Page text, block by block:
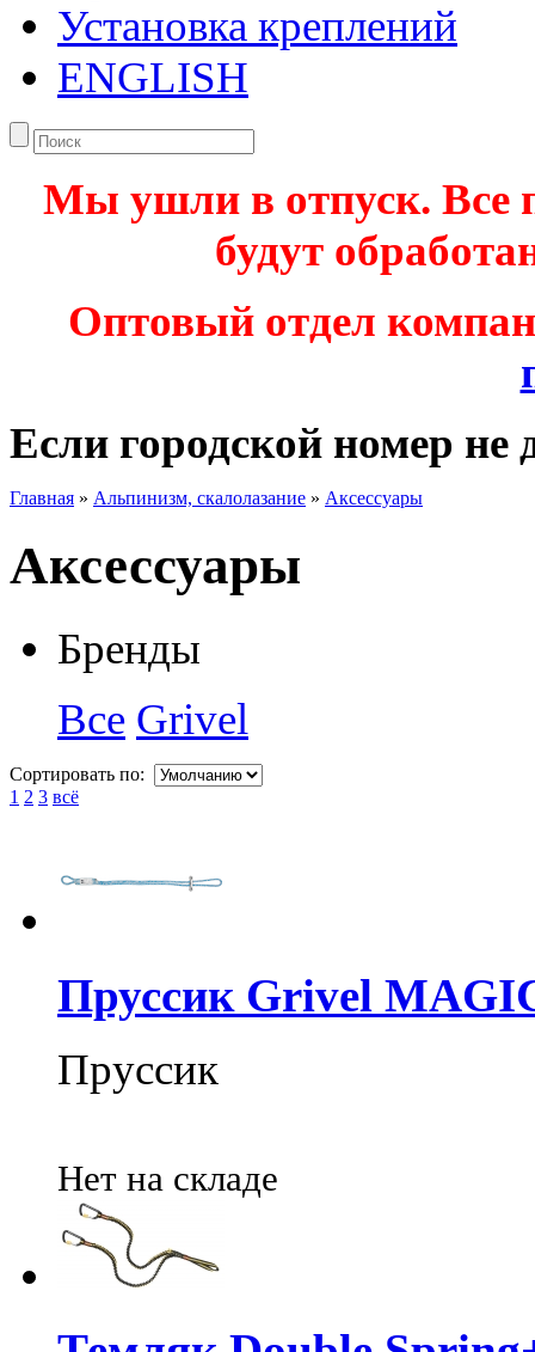
Установка креплений
ENGLISH
Мы ушли в отпуск. Все
будут
Оптовый отдел
Если городской номер не
Главная » Альпинизм, скалолазание » Аксессуары
Аксессуары
Бренды
Все Grivel
Сортировать по:
1 2 3 всё
Пруссик Grivel
Пруссик
Нет на складе